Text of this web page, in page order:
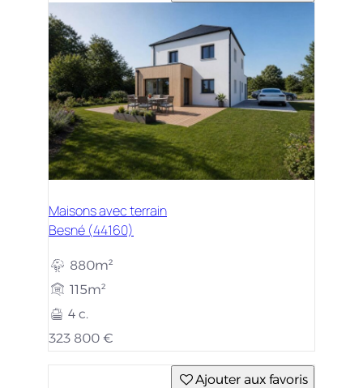
Maisons avec terrain
Besné (44160)
880m²
115m²
4 c.
323 800 €
Ajouter aux favoris